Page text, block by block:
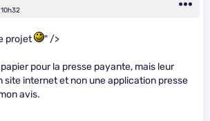
projet " />
pour la presse payante, mais leur
site internet et non une application presse
avis.